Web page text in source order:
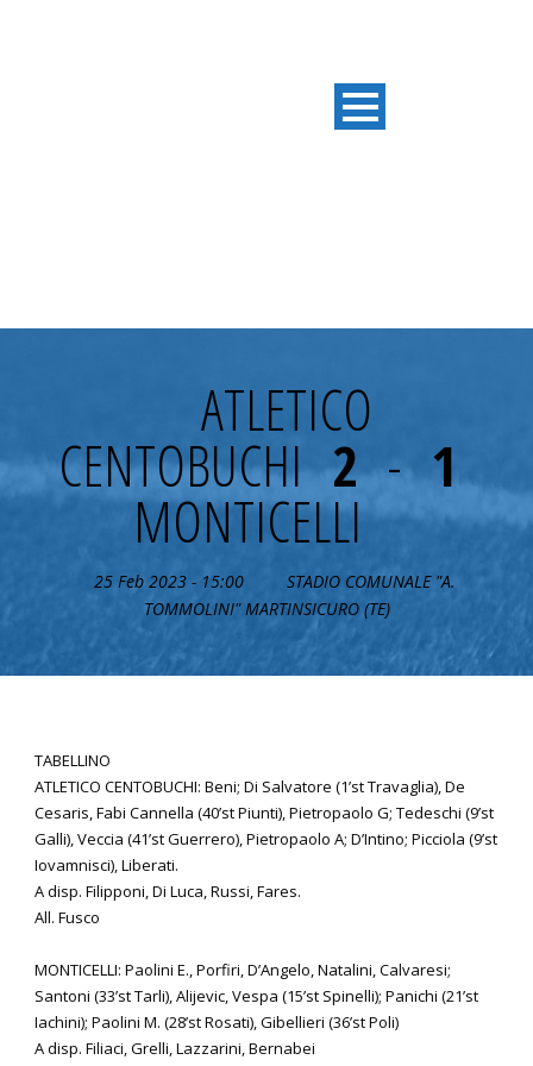
ATLETICO
CENTOBUCHI 2 - 1
MONTICELLI
25 Feb 2023 - 15:00
STADIO COMUNALE "A.
TOMMOLINI" MARTINSICURO (TE)
TABELLINO
ATLETICO CENTOBUCHI: Beni; Di Salvatore (1’st Travaglia), De
Cesaris, Fabi Cannella (40’st Piunti), Pietropaolo G; Tedeschi (9’st
Galli), Veccia (41’st Guerrero), Pietropaolo A; D’Intino; Picciola (9’st
Iovamnisci), Liberati.
A disp. Filipponi, Di Luca, Russi, Fares.
All. Fusco
MONTICELLI: Paolini E., Porfiri, D’Angelo, Natalini, Calvaresi;
Santoni (33’st Tarli), Alijevic, Vespa (15’st Spinelli); Panichi (21’st
Iachini); Paolini M. (28’st Rosati), Gibellieri (36’st Poli)
A disp. Filiaci, Grelli, Lazzarini, Bernabei